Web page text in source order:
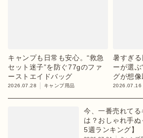
キャンプも日常も安心。“救急
セット迷子”を防ぐ77gのファ
ーストエイドバッグ
2026.07.28 キャンプ用品
暑すぎ
ーが選ぶ
グが想像
のキャ
2026.07.16
今、一番売れて
は？おしゃれ手
5週ランキング】